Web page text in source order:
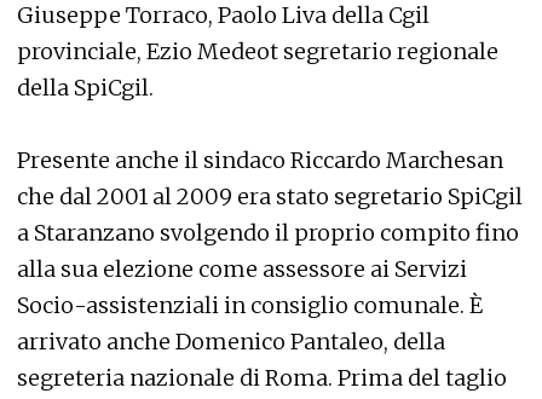
Giuseppe Torraco, Paolo Liva della Cgil
provinciale, Ezio Medeot segretario regionale
della SpiCgil.
Presente anche il sindaco Riccardo Marchesan
che dal 2001 al 2009 era stato segretario SpiCgil
a Staranzano svolgendo il proprio compito fino
alla sua elezione come assessore ai Servizi
Socio-assistenziali in consiglio comunale. È
arrivato anche Domenico Pantaleo, della
segreteria nazionale di Roma. Prima del taglio